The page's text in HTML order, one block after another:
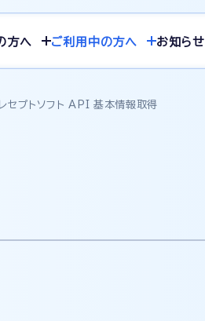
方へ ご利用中の方へ お知らせ
セプトソフト API 基本情報取得